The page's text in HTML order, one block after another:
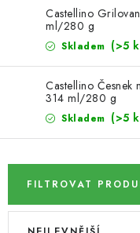
ČOKOLÁDOVÉ
ČOKOLÁDOVÉ
OŘECHOVÉ ZLOMKY
VŠE PRO OSLAVU,
OŘECHY NATURAL /
SUŠENÉ OVOCE BEZ
Castellino
ml/280 g
Skladem (>5
Castellino Česnek
314 ml/280 g
Skladem (>5
FILTROVAT
V
Ř